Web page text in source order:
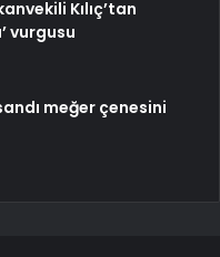
Kılıç’tan
vurgusu
meğer çenesini